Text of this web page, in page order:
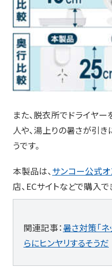
また、脱衣所でドライヤ
人や、湯上りの暑さが引
うです。
本製品は、 サンコー公式オ
店、ECサイトなどで購入で
関連記事：暑さ対策「ネ
らにヒンヤリするそうだ